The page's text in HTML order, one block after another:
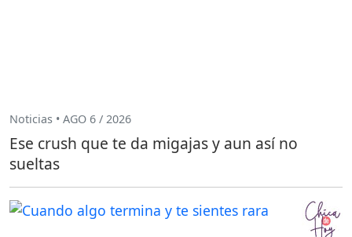
Noticias • AGO 6 / 2026
Ese crush que te da migajas y aun así no
sueltas